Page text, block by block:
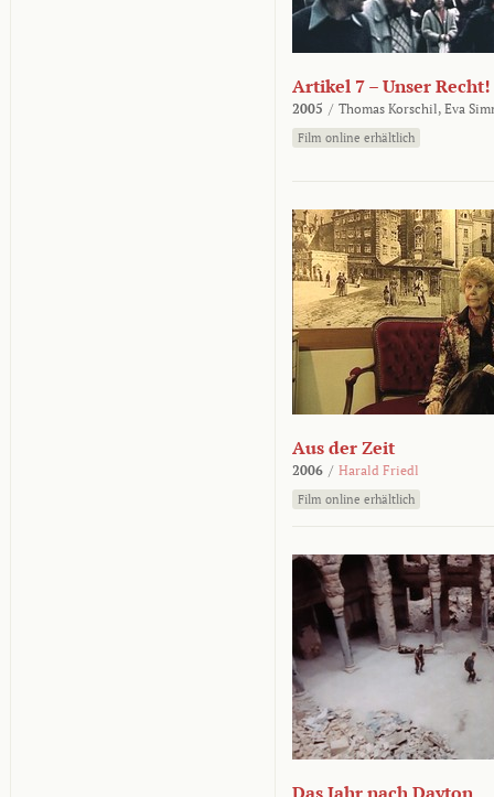
Artikel 7 – Unser Recht!
2005 / Thomas Korschil, Eva
Film online erhältlich
Aus der Zeit
2006 / Harald Friedl
Film online erhältlich